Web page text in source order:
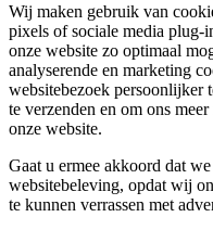
Wij maken gebruik van
pixels of sociale media plug-
onze website zo optimaal
analyserende en marketing
websitebezoek persoonlijker
te verzenden en om ons
onze website.
Gaat u ermee akkoord dat
websitebeleving, opdat wij
te kunnen verrassen met